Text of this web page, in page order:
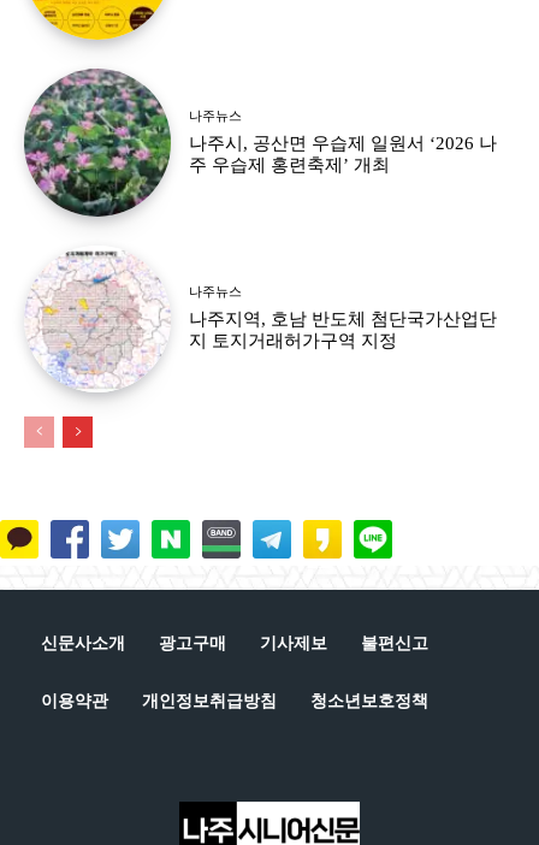
나주뉴스
나주시, 공산면 우습제 일원서 ‘2026 나
주 우습제 홍련축제’ 개최
나주뉴스
나주지역, 호남 반도체 첨단국가산업단
지 토지거래허가구역 지정
신문사소개 광고구매 기사제보 불편신고
이용약관 개인정보취급방침 청소년보호정책